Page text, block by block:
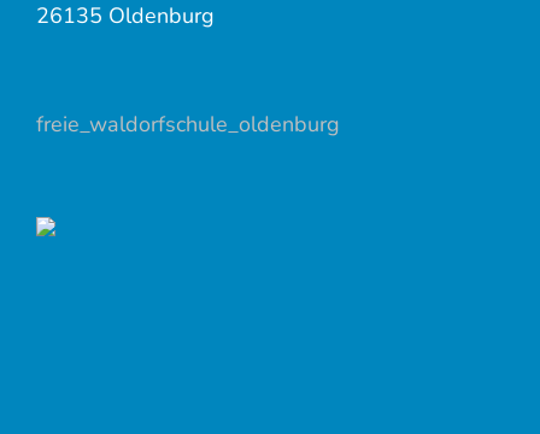
26135 Oldenburg
freie_waldorfschule_oldenburg